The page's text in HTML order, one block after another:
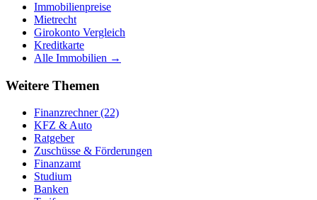
Immobilienpreise
Mietrecht
Girokonto Vergleich
Kreditkarte
Alle Immobilien →
Weitere Themen
Finanzrechner (22)
KFZ & Auto
Ratgeber
Zuschüsse & Förderungen
Finanzamt
Studium
Banken